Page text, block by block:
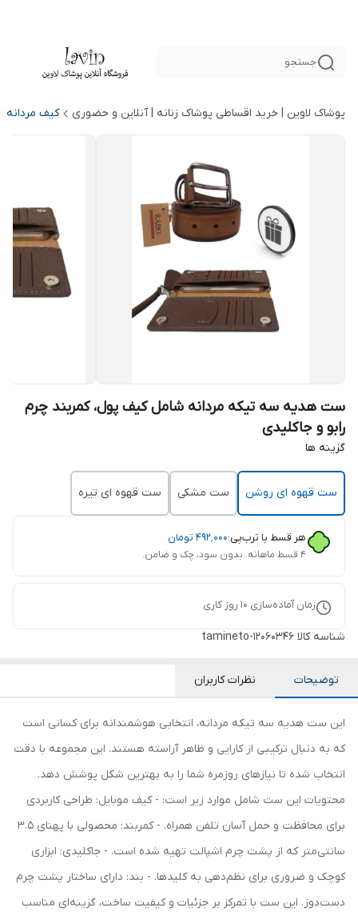
جستجو
پوشاک لاوین | خرید اقساطی پوشاک زنانه | آنلاین و حضوری کیف مردانه
ست هدیه سه تیکه مردانه شامل کیف پول، کمربند چرم
رابو و جاکلیدی
گزینه ها
ست قهوه ای روشن ست مشکی ست قهوه ای تیره
هر قسط با ترب‌پی:۴۹۲٬۰۰۰ تومان
۴ قسط ماهانه. بدون سود، چک و ضامن.
زمان آماده‌سازی 10 روز کاری
شناسه کالا tamineto-12060346
توضیحات نظرات کاربران
این ست هدیه سه تیکه مردانه، انتخابی هوشمندانه برای کسانی است
که به دنبال ترکیبی از کارایی و ظاهر آراسته هستند. این مجموعه با دقت
انتخاب شده تا نیازهای روزمره شما را به بهترین شکل پوشش دهد.
محتویات این ست شامل موارد زیر است: - کیف موبایل: طراحی کاربردی
برای محافظت و حمل آسان تلفن همراه. - کمربند: محصولی با پهنای 3.5
سانتی‌متر که از پشت چرم اشپالت تهیه شده است. - جاکلیدی: ابزاری
کوچک و ضروری برای نظم‌دهی به کلیدها. - بند: دارای ساختار پشت چرم
دست‌دوز. این ست با تمرکز بر جزئیات و کیفیت ساخت، گزینه‌ای مناسب